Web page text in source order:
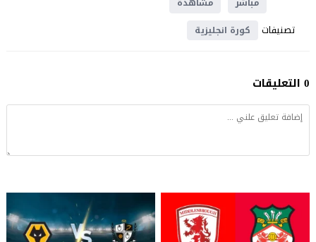
تصنيفات كورة انجليزية
0 التعليقات